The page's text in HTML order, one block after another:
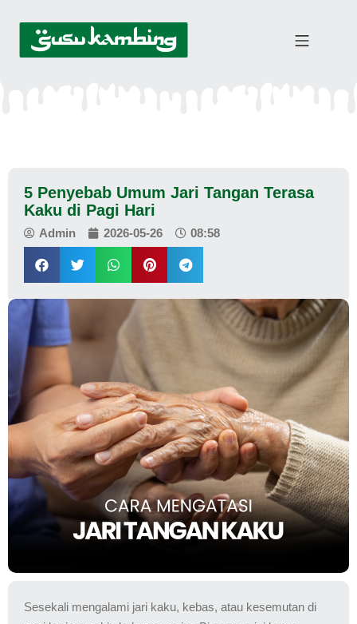
5 Penyebab Umum Jari Tangan Terasa
Kaku di Pagi Hari
Admin 2026-05-26 08:58
Sesekali mengalami jari kaku, kebas, atau kesemutan di